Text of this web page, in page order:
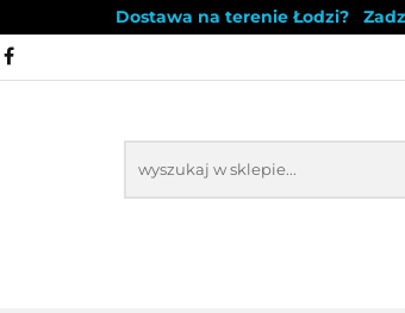
Dostawa na terenie Łodzi?
WYPRZEDAŻ NOWOŚCI